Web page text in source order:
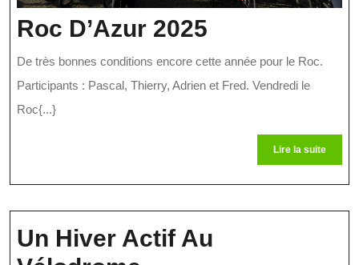
Roc D’Azur 2025
D’Azur
2025
De très bonnes conditions encore cette année pour le Roc.
Participants : Pascal, Thierry, Adrien et Fred. Vendredi le
Roc{...}
Lire la suiteLire
la
Un Hiver Actif Au